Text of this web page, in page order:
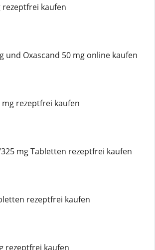
rezeptfrei kaufen
und Oxascand 50 mg online kaufen
rezeptfrei kaufen
mg Tabletten rezeptfrei kaufen
rezeptfrei kaufen
rezeptfrei kaufen